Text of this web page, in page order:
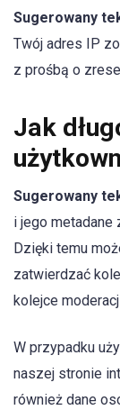
Sugerowany
Twój adres IP
z prośbą o
Jak
Sugerowany
i jego metadane
Dzięki temu
zatwierdzać
kolejce
W przypadku
naszej stronie
również dane